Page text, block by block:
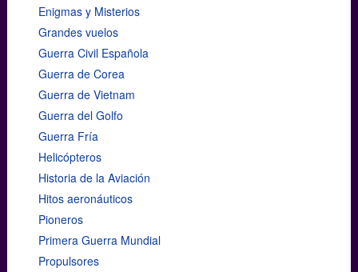
Enigmas y Misterios
Grandes vuelos
Guerra Civil Española
Guerra de Corea
Guerra de Vietnam
Guerra del Golfo
Guerra Fría
Helicópteros
Historia de la Aviación
Hitos aeronáuticos
Pioneros
Primera Guerra Mundial
Propulsores